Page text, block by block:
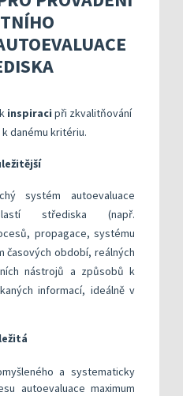
vlastního hodnocení
nástrojů podle kritérií
škola – podpora
realizaci externího
podporou: Cílená
Publikace s
inspiraci při zkvalitňování
danému kritériu.
systém autoevaluace
střediska (např.
propagace, systému
časových období, reálných
nástrojů a způsobů k
informací, ideálně v
a systematicky
autoevaluace maximum